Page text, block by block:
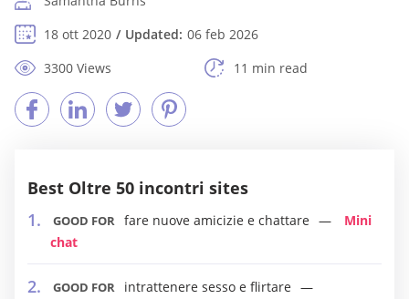
18 ott 2020
Updated: 06 feb 2026
3300 Views
11 min read
Best Oltre 50 incontri sites
GOOD FOR fare nuove amicizie e chattare
Mini
chat
GOOD FOR
intrattenere sesso e flirtare